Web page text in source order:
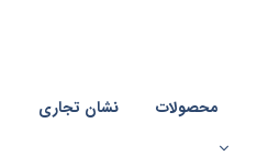
محصولات نشان تجاری